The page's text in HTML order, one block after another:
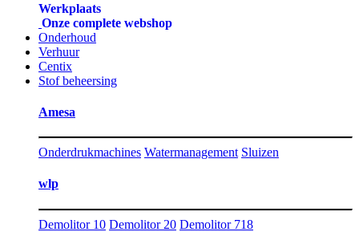
Werkplaats
Onze complete webshop
Onderhoud
Verhuur
Centix
Stof beheersing
Amesa
Onderdrukmachines Watermanagement Sluizen
wlp
Demolitor 10 Demolitor 20 Demolitor 718